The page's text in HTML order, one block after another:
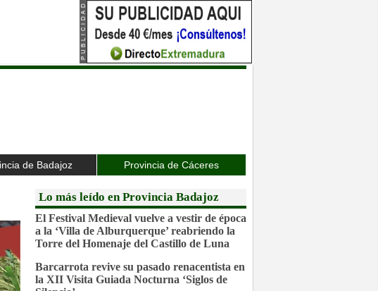
de Badajoz Provincia de Cáceres
Lo más leído en Provincia Badajoz
El Festival Medieval vuelve a vestir de época
a la ‘Villa de Alburquerque’ reabriendo la
Torre del Homenaje del Castillo de Luna
Barcarrota revive su pasado renacentista en
la XII Visita Guiada Nocturna ‘Siglos de